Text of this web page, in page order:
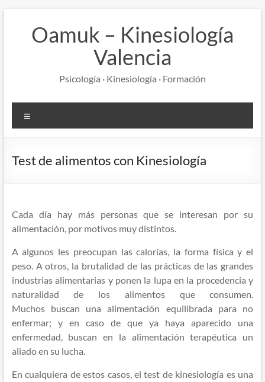
contenidoOamuk – Kinesiología
Valencia
Psicología · Kinesiología · Formación
Test de alimentos con Kinesiología
Cada día hay más personas que se interesan por su
alimentación, por motivos muy distintos.
A algunos les preocupan las calorías, la forma física y el
peso. A otros, la brutalidad de las prácticas de las grandes
industrias alimentarias y ponen la lupa en la procedencia y
naturalidad de los alimentos que consumen.
Muchos buscan una alimentación equilibrada para no
enfermar; y en caso de que ya haya aparecido una
enfermedad, buscan en la alimentación terapéutica un
aliado en su lucha.
En cualquiera de estos casos, el test de kinesiología es una